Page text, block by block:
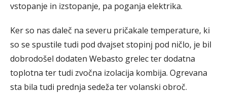
vstopanje in izstopanje, pa poganja elektrika.
Ker so nas daleč na severu pričakale temperature, ki
so se spustile tudi pod dvajset stopinj pod ničlo, je bil
dobrodošel dodaten Webasto grelec ter dodatna
toplotna ter tudi zvočna izolacija kombija. Ogrevana
sta bila tudi prednja sedeža ter volanski obroč.